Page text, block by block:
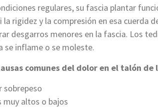
regulares, su fascia plantar
la rigidez y la compresión en esa cuerda
desgarros menores en la fascia. Los
se inflame o se moleste.
comunes del dolor en el talón
sobrepeso
muy altos o bajos